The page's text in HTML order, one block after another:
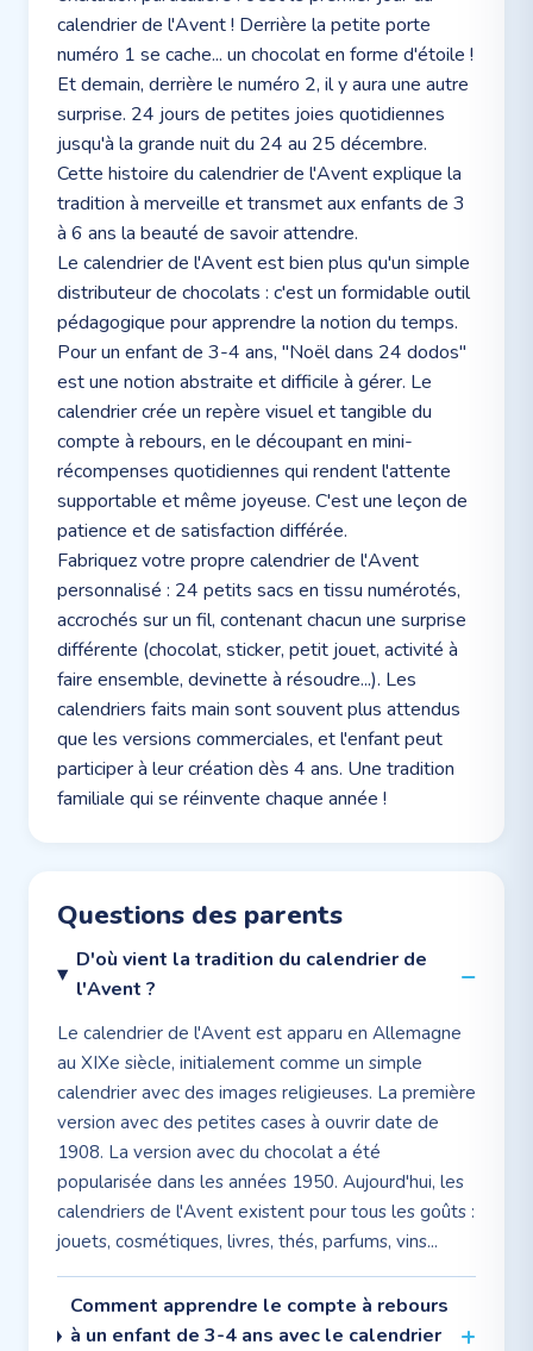
calendrier de l'Avent ! Derrière la petite porte
numéro 1 se cache... un chocolat en forme d'étoile !
Et demain, derrière le numéro 2, il y aura une autre
surprise. 24 jours de petites joies quotidiennes
jusqu'à la grande nuit du 24 au 25 décembre.
Cette histoire du calendrier de l'Avent explique la
tradition à merveille et transmet aux enfants de 3
à 6 ans la beauté de savoir attendre.
Le calendrier de l'Avent est bien plus qu'un simple
distributeur de chocolats : c'est un formidable outil
pédagogique pour apprendre la notion du temps.
Pour un enfant de 3-4 ans, "Noël dans 24 dodos"
est une notion abstraite et difficile à gérer. Le
calendrier crée un repère visuel et tangible du
compte à rebours, en le découpant en mini-
récompenses quotidiennes qui rendent l'attente
supportable et même joyeuse. C'est une leçon de
patience et de satisfaction différée.
Fabriquez votre propre calendrier de l'Avent
personnalisé : 24 petits sacs en tissu numérotés,
accrochés sur un fil, contenant chacun une surprise
différente (chocolat, sticker, petit jouet, activité à
faire ensemble, devinette à résoudre...). Les
calendriers faits main sont souvent plus attendus
que les versions commerciales, et l'enfant peut
participer à leur création dès 4 ans. Une tradition
familiale qui se réinvente chaque année !
Questions des parents
D'où vient la tradition du calendrier de
l'Avent ?
Le calendrier de l'Avent est apparu en Allemagne
au XIXe siècle, initialement comme un simple
calendrier avec des images religieuses. La première
version avec des petites cases à ouvrir date de
1908. La version avec du chocolat a été
popularisée dans les années 1950. Aujourd'hui, les
calendriers de l'Avent existent pour tous les goûts :
jouets, cosmétiques, livres, thés, parfums, vins...
Comment apprendre le compte à rebours
à un enfant de 3-4 ans avec le calendrier